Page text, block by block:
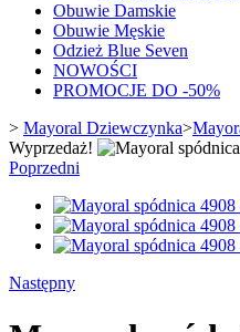
Obuwie Damskie
Obuwie Męskie
Odzież Blue Seven
NOWOŚCI
PROMOCJE DO -50%
> Mayoral Dziewczynka>
Wyprzedaż!
Poprzedni
Następny